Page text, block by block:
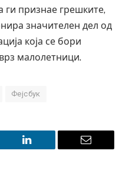
ги признае грешките,
значителен дел од
која се бори
малолетници.
Фејсбук
LinkedIn Email